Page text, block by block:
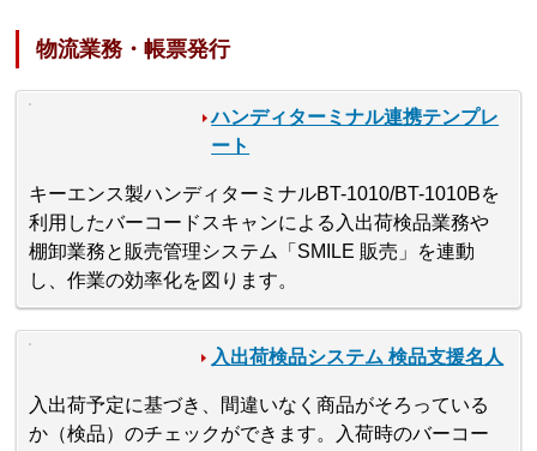
物流業務・帳票発行
ハンディターミナル連携テンプレ
ート
キーエンス製ハンディターミナルBT-1010/BT-1010Bを
利用したバーコードスキャンによる入出荷検品業務や
棚卸業務と販売管理システム「SMILE 販売」を連動
し、作業の効率化を図ります。
入出荷検品システム 検品支援名人
入出荷予定に基づき、間違いなく商品がそろっている
か（検品）のチェックができます。入荷時のバーコー